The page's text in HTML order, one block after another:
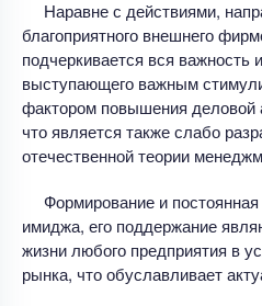
Наравне с действиями,
благоприятного внешнего
подчеркивается вся важность
выступающего важным
фактором повышения деловой
что является также слабо
отечественной теории
Формирование и
имиджа, его поддержание
жизни любого предприятия в
рынка, что обуславливает